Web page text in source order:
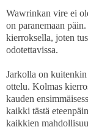
Wawrinkan vire ei
on paranemaan
kierroksella, joten
odotettavissa.
Jarkolla on kuitenkin
ottelu. Kolmas
kauden
kaikki tästä
kaikkien